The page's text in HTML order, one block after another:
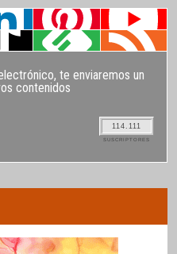
te enviaremos un
contenidos
114.111
SUSCRIPTORES